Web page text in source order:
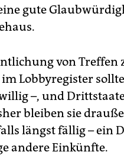
gute
von Treffen
Lobbyregister
–, und
bleiben sie
längst fällig – ein
andere Einkünfte.